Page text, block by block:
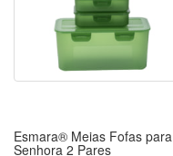
Esmara® Meias Fofas para
Senhora 2 Pares